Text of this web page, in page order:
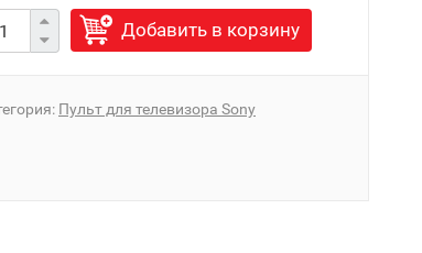
Добавить в корзину
Пульт для телевизора Sony